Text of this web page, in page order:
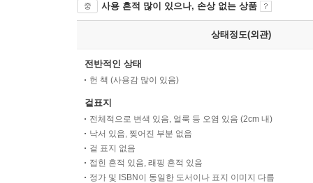
중 사용 흔적 많이 있으나, 손상 없는 상품
상태정도(외관)
전반적인 상태
헌 책 (사용감 많이 있음)
겉표지
전체적으로 변색 있음, 얼룩 등 오염 있음 (2cm 내)
낙서 있음, 찢어진 부분 없음
겉 표지 없음
접힌 흔적 있음, 래핑 흔적 있음
정가 및 ISBN이 동일한 도서이나 표지 이미지 다름